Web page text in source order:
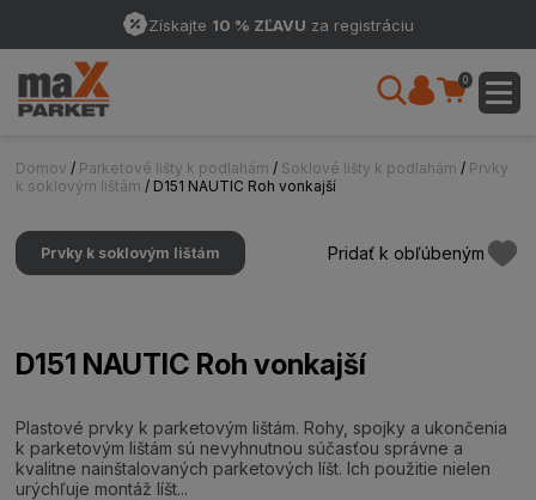
Získajte 10 % ZĽAVU za registráciu
0
Domov / Parketové lišty k podlahám / Soklové lišty k podlahám / Prvky
k soklovým lištám / D151 NAUTIC Roh vonkajší
Prvky k soklovým lištám Pridať k obľúbeným
D151 NAUTIC Roh vonkajší
Plastové prvky k parketovým lištám. Rohy, spojky a ukončenia
k parketovým lištám sú nevyhnutnou súčasťou správne a
kvalitne nainštalovaných parketových líšt. Ich použitie nielen
urýchľuje montáž líšt...